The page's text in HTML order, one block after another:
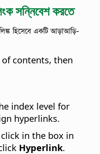
সন্নিবেশ করতে
হিসেবে একটি আড়াআড়ি-
contents, then
index level for
hyperlinks.
in the box in
Hyperlink.